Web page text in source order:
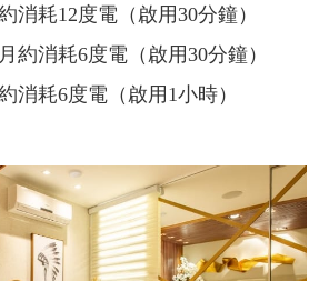
消耗12度電（啟用30分鐘）
約消耗6度電（啟用30分鐘）
消耗6度電（啟用1小時）